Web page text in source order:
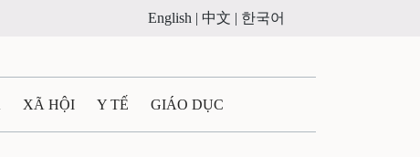
English | 中文 | 한국어
XÃ HỘI Y TẾ GIÁO DỤC